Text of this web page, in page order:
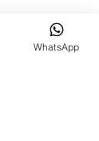
WhatsApp